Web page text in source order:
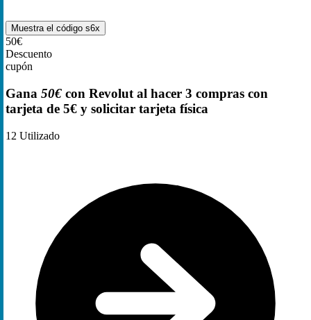
Muestra el código s6x
50€
Descuento
cupón
Gana 50€ con Revolut al hacer 3 compras con
tarjeta de 5€ y solicitar tarjeta física
12 Utilizado